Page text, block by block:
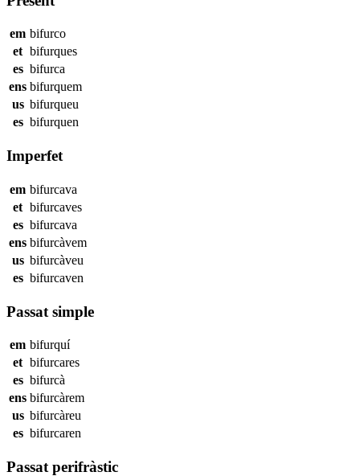
em bifurco
et bifurques
es bifurca
ens bifurquem
us bifurqueu
es bifurquen
Imperfet
em bifurcava
et bifurcaves
es bifurcava
ens bifurcàvem
us bifurcàveu
es bifurcaven
Passat simple
em bifurquí
et bifurcares
es bifurcà
ens bifurcàrem
us bifurcàreu
es bifurcaren
Passat perifràstic